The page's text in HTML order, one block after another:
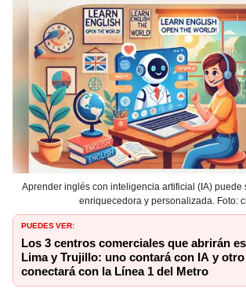
Aprender inglés con inteligencia artificial (IA) puede
enriquecedora y personalizada. Foto:
PUEDES VER:
Los 3 centros comerciales que abrirán
Lima y Trujillo: uno contará con IA y
conectará con la Línea 1 del Metro